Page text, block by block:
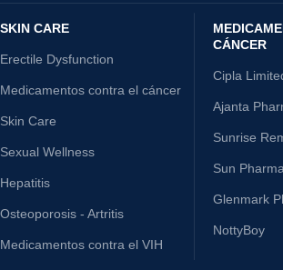
SKIN CARE
Erectile Dysfunction
Medicamentos contra el cáncer
Skin Care
Sexual Wellness
Hepatitis
Osteoporosis - Artritis
Medicamentos contra el VIH
CÁNCER
Cipla
Ajanta
Sunrise
Sun
Glenmark
NottyBoy